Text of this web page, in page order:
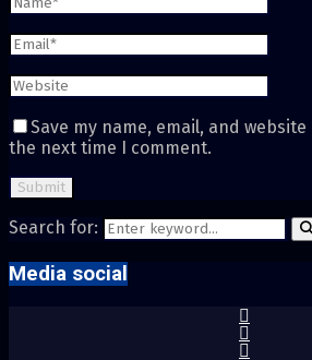
Save my name, email, and
the next time I comment.
Search for:
Media social